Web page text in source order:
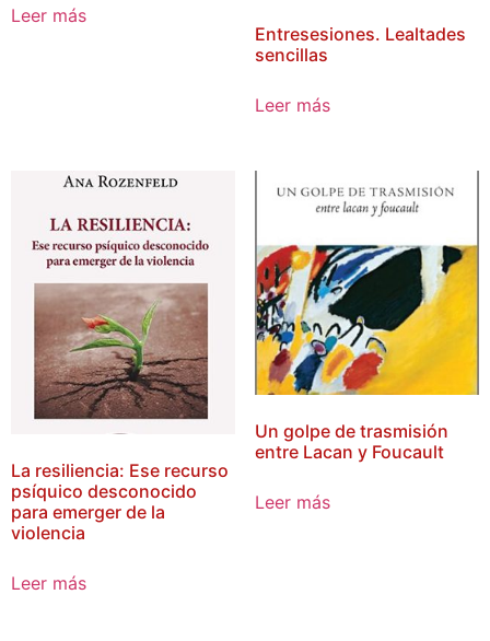
Leer más
Entresesiones. Lealtades
sencillas
Leer más
La resiliencia: Ese recurso
psíquico desconocido
para emerger de la
violencia
Leer más
Un golpe de trasmisión
entre Lacan y Foucault
Leer más